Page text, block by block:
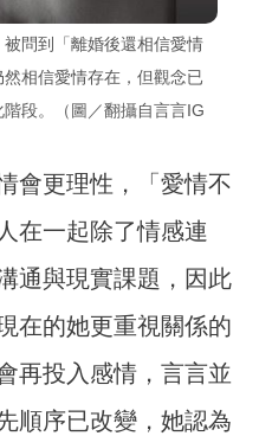
問到「離婚後還相信愛情
相信愛情存在，但觀念已
段。（圖／翻攝自言言IG
會更理性，「愛情不
在一起除了情感連
通與現實課題，因此
在的她更重視關係的
再投入感情，言言並
順序已改變，她認為